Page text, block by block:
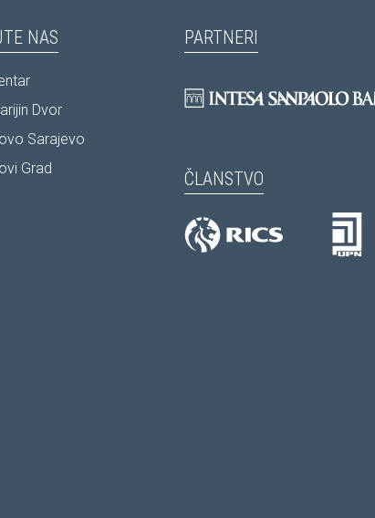
NAS
Dvor
Sarajevo
Grad
PARTNERI
ČLANSTVO